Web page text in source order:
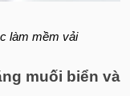
làm mềm vải
muối biển và